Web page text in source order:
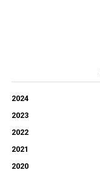
2024
2023
2022
2021
2020